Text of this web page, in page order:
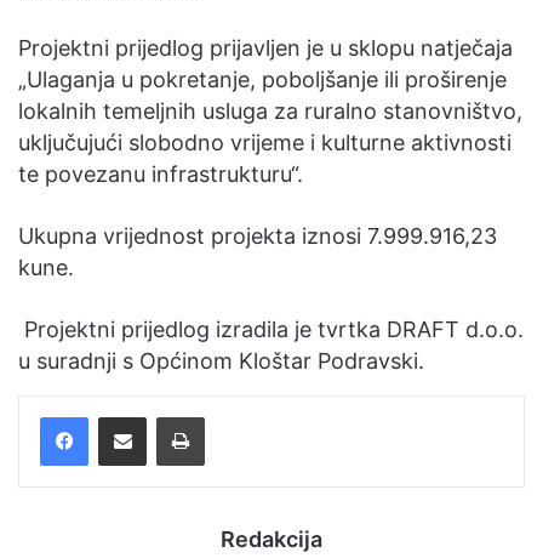
Projektni prijedlog prijavljen je u sklopu natječaja
„Ulaganja u pokretanje, poboljšanje ili proširenje
lokalnih temeljnih usluga za ruralno stanovništvo,
uključujući slobodno vrijeme i kulturne aktivnosti
te povezanu infrastrukturu“.
Ukupna vrijednost projekta iznosi 7.999.916,23
kune.
Projektni prijedlog izradila je tvrtka DRAFT d.o.o.
u suradnji s Općinom Kloštar Podravski.
FacebookPodijelite putem e-pošte Ispis
Redakcija